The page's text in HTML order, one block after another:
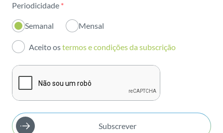
Inovação
Investidores
Publicações
Periodicidade *
Semanal Mensal
Aceito ostermos e condições da subscrição
Subscrever